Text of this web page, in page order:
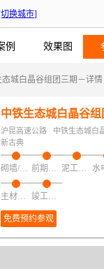
换城市]
例 效果图
态城白晶谷组团三期－详情
中铁生态城白晶谷
沪昆高速公路
中铁生态城白
新古典
砌墙/加建/拆改/保护 前期磁粉找平 泥工项目
主材安装 竣工验收
免费预约参观